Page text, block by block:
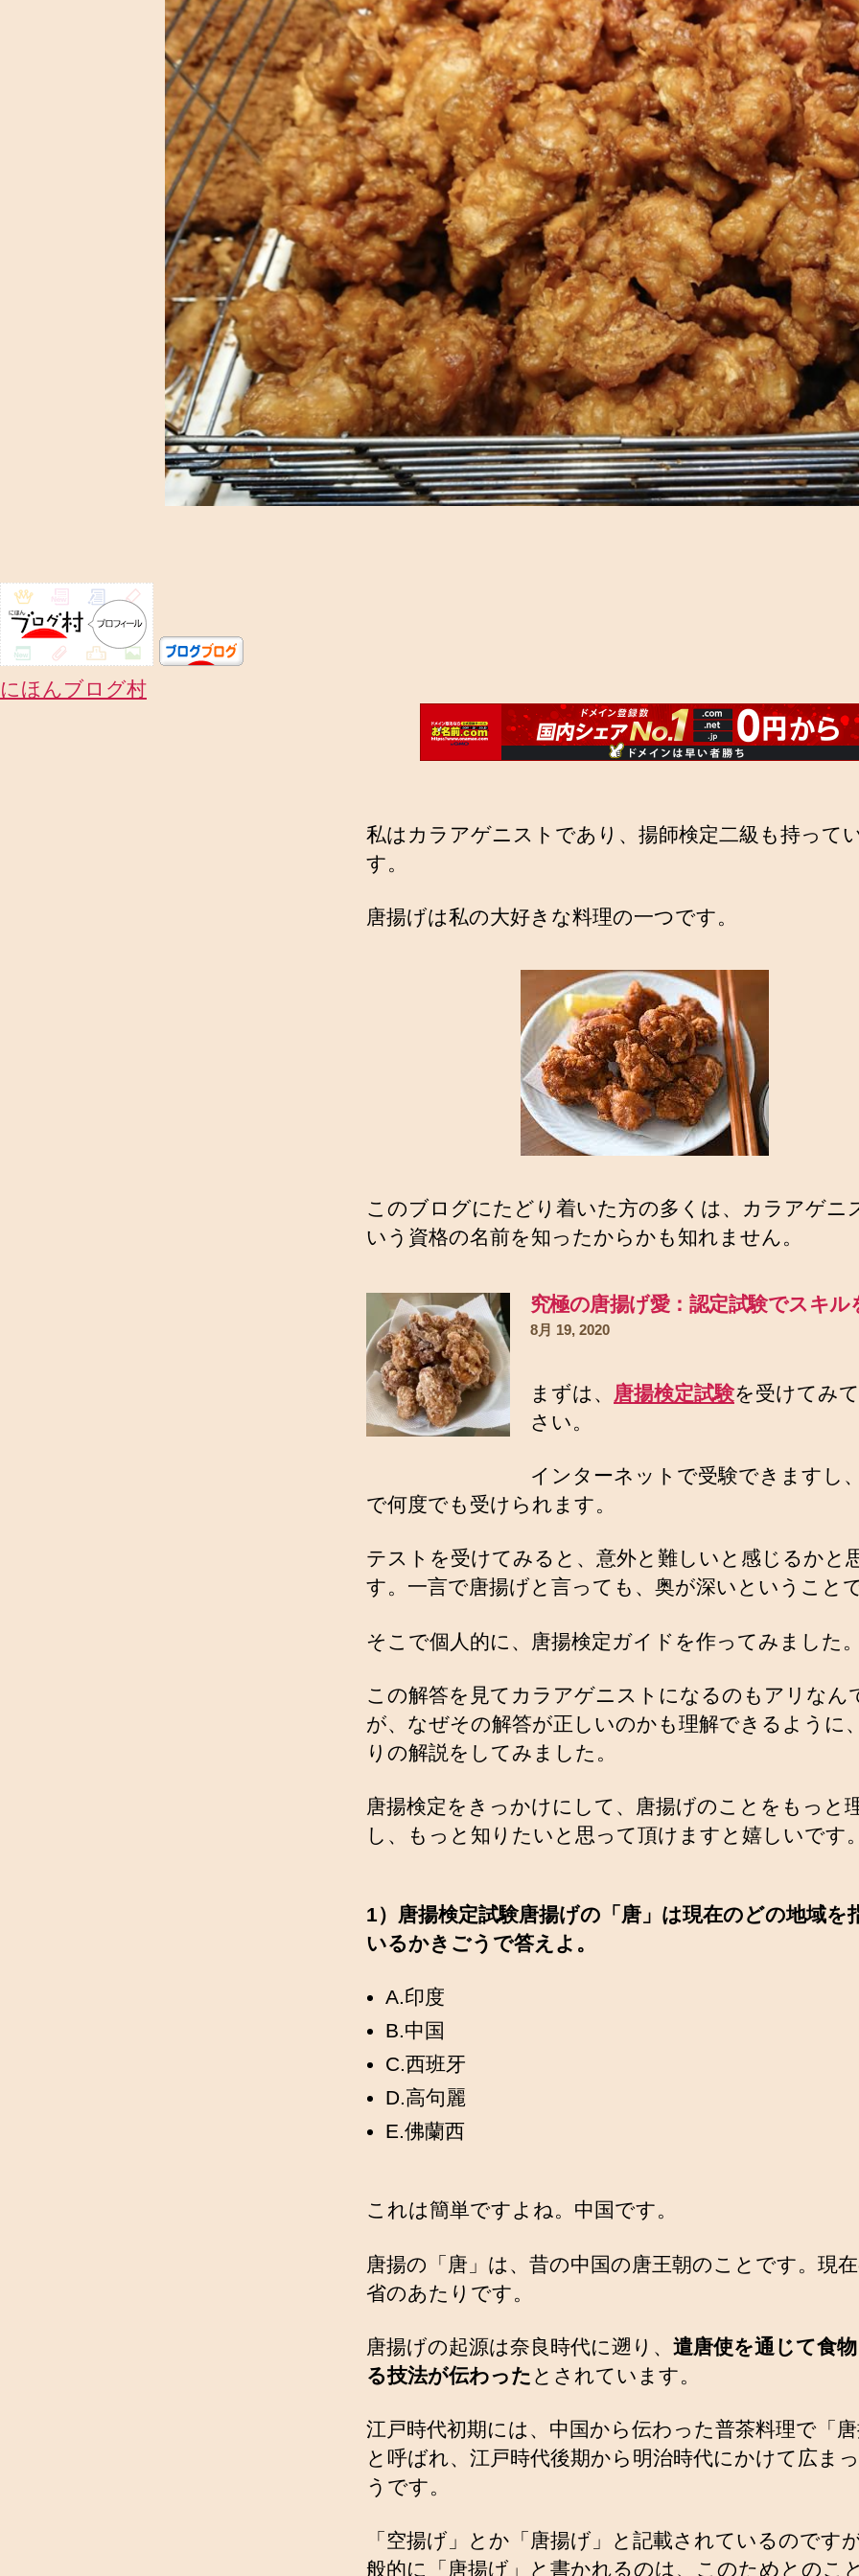
にほんブログ村
私はカラアゲニストであり、揚師検定二級も持って
す。
唐揚げは私の大好きな料理の一つです。
このブログにたどり着いた方の多くは、カラアゲニ
いう資格の名前を知ったからかも知れません。
究極の唐揚げ愛：認定試験でスキル
8月 19, 2020
まずは、 唐揚検定試験を受けてみ
さい。
インターネットで受験できますし
で何度でも受けられます。
テストを受けてみると、意外と難しいと感じるかと
す。一言で唐揚げと言っても、奥が深いということ
そこで個人的に、唐揚検定ガイドを作ってみました
この解答を見てカラアゲニストになるのもアリなん
が、なぜその解答が正しいのかも理解できるように
りの解説をしてみました。
唐揚検定をきっかけにして、唐揚げのことをもっと
し、もっと知りたいと思って頂けますと嬉しいです
1）唐揚検定試験唐揚げの「唐」は現在のどの地域を
いるかきごうで答えよ。
A.印度
B.中国
C.西班牙
D.高句麗
E.佛蘭西
これは簡単ですよね。中国です。
唐揚の「唐」は、昔の中国の唐王朝のことです。現
省のあたりです。
唐揚げの起源は奈良時代に遡り、 遣唐使を通じて食
る技法が伝わった とされています。
江戸時代初期には、中国から伝わった普茶料理で「
と呼ばれ、江戸時代後期から明治時代にかけて広ま
うです。
「空揚げ」とか「唐揚げ」と記載されているのです
般的に「唐揚げ」と書かれるのは、このためとのこ